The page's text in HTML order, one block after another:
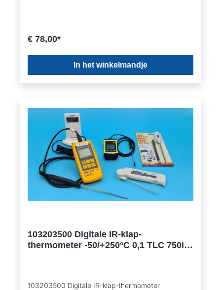
€ 78,00*
In het winkelmandje
103203500 Digitale IR-klap-
thermometer -50/+250°C 0,1 TLC 750i
103203500 Digitale IR-klap-thermometer